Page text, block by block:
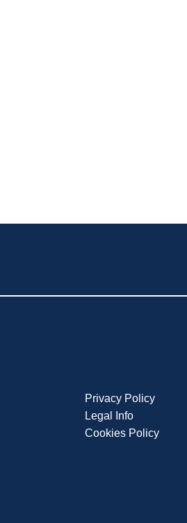
Privacy Policy
Legal Info
Cookies Policy